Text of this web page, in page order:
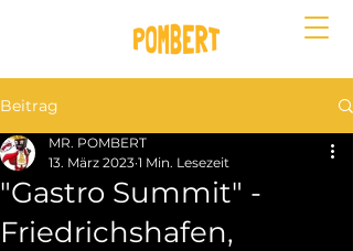
Beitrag
"Gastro Summit" -
Friedrichshafen,
MR. POMBERT
13. März 2023 1 Min. Lesezeit